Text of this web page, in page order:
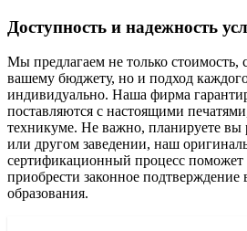
Доступность и надежность
Мы предлагаем не только стоимость,
вашему бюджету, но и подход
индивидуально. Наша фирма
поставляются с настоящими
техникуме. Не важно, планируете вы
или другом заведении, наш
сертификационный процесс поможет
приобрести законное подтверждение
образования.